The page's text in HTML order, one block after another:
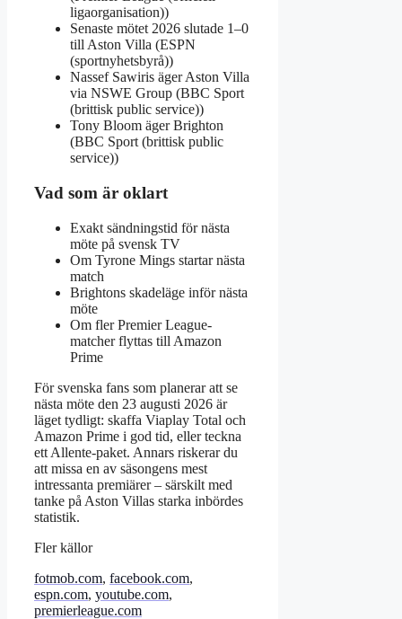
ligaorganisation))
Senaste mötet 2026 slutade 1–0
till Aston Villa (ESPN
(sportnyhetsbyrå))
Nassef Sawiris äger Aston Villa
via NSWE Group (BBC Sport
(brittisk public service))
Tony Bloom äger Brighton
(BBC Sport (brittisk public
service))
Vad som är oklart
Exakt sändningstid för nästa
möte på svensk TV
Om Tyrone Mings startar nästa
match
Brightons skadeläge inför nästa
möte
Om fler Premier League-
matcher flyttas till Amazon
Prime
För svenska fans som planerar att se
nästa möte den 23 augusti 2026 är
läget tydligt: skaffa Viaplay Total och
Amazon Prime i god tid, eller teckna
ett Allente-paket. Annars riskerar du
att missa en av säsongens mest
intressanta premiärer – särskilt med
tanke på Aston Villas starka inbördes
statistik.
Fler källor
fotmob.com, facebook.com,
espn.com, youtube.com,
premierleague.com